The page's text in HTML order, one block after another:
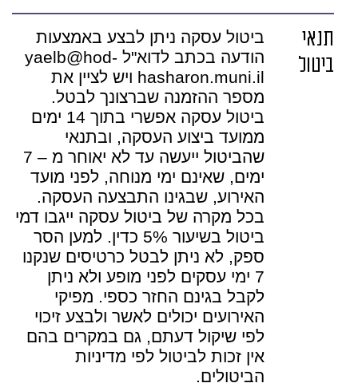
תנאי
ביטול
ביטול עסקה ניתן לבצע באמצעות
הודעה בכתב לדוא"ל yaelb@hod-
hasharon.muni.il ויש לציין את
מספר ההזמנה שברצונך לבטל.
ביטול עסקה אפשרי בתוך 14 ימים
ממועד ביצוע העסקה, ובתנאי
שהביטול ייעשה עד לא יאוחר מ – 7
ימים, שאינם ימי מנוחה, לפני מועד
האירוע, שבגינו התבצעה העסקה.
בכל מקרה של ביטול עסקה ייגבו דמי
ביטול בשיעור 5% כדין. למען הסר
ספק, לא ניתן לבטל כרטיסים שנקנו
7 ימי עסקים לפני מופע ולא ניתן
לקבל בגינם החזר כספי. מפיקי
האירועים יכולים לאשר ולבצע זיכוי
לפי שיקול דעתם, גם במקרים בהם
אין זכות לביטול לפי מדיניות
הביטולים.